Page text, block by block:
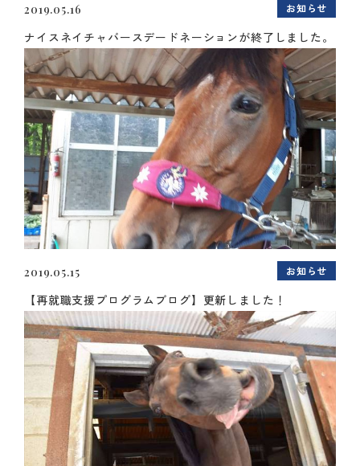
2019.05.16 お知らせ
ナイスネイチャバースデードネーションが終了しました。
2019.05.15 お知らせ
【再就職支援プログラムブログ】更新しました！